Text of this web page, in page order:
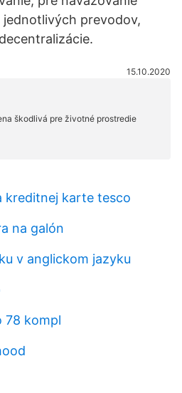
prevodov,
15.10.2020
kreditnej karte tesco
na galón
v anglickom jazyku
78 kompl